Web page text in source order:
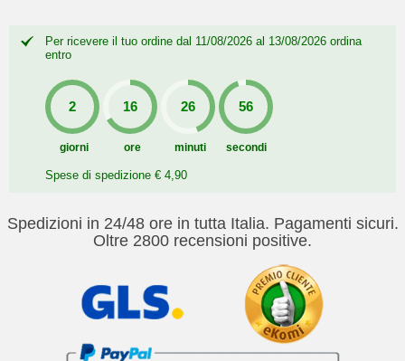
Per ricevere il tuo ordine dal 11/08/2026 al 13/08/2026 ordina
entro
giorni ore minuti secondi
Spese di spedizione € 4,90
Spedizioni in 24/48 ore in tutta Italia. Pagamenti sicuri.
Oltre 2800 recensioni positive.